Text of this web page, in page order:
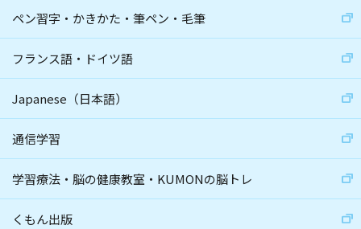
ペン習字・かきかた・筆ペン・毛筆
フランス語・ドイツ語
Japanese（日本語）
通信学習
学習療法・脳の健康教室・KUMONの脳トレ
くもん出版